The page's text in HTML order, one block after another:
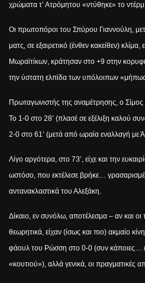
χρώματα τ’ Ατρόμητου «ντύθηκε» το
Οι πρωτοπόροι του Σπύρου Γιαννούλη,
ματς, σε εξαιρετικό (ένθεν κακείθεν)
Μωραϊτίκων, κράτησαν στο +9 στην
την ύστατη ελπίδα των υπόλοιπων
Πρωταγωνιστής της αναμέτρησης, ο Σίμος
Το 1-0 στο 28’ (πλασέ σε εξέλιξη καλού
2-0 στο 61’ (μετά από ωραία εναλλαγή με
Λίγο αργότερα, στο 73’, είχε και την
ωστόσο, που εκτέλεσε βρήκε…
αντανακλαστικά του Αλεξάκη.
Δίκαιο, εν συνόλω, αποτέλεσμα – αν και
θεωρητικά, είχαν (ίσως και πιο) ακμαίο
φάουλ του Ρώσση στο 0-0 (συν κάποιες…
«κουτιού»), αλλά γενικά, οι πραγματικές